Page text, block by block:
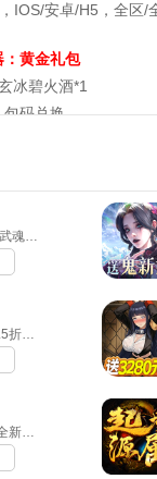
IOS/安卓/H5，全区/
：黄金礼包
冰碧火酒*1
包码兑换
特权礼包
卷*4
码兑换
IOS/安卓/H5，全区/
斗罗大陆：武魂觉醒(满v)
魔龙契约-3.5折福利传奇(满v)
侠客道-0.1全新混沌免费版(满v)